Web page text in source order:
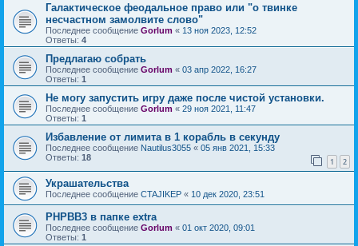
Галактическое феодальное право или "о твинке
несчастном замолвите слово"
Последнее сообщение Gorlum « 13 ноя 2023, 12:52
Ответы: 4
Предлагаю собрать
Последнее сообщение Gorlum « 03 апр 2022, 16:27
Ответы: 1
Не могу запустить игру даже после чистой установки.
Последнее сообщение Gorlum « 29 ноя 2021, 11:47
Ответы: 1
Избавление от лимита в 1 корабль в секунду
Последнее сообщение Nautilus3055 « 05 янв 2021, 15:33
Ответы: 18 1 2
Украшательства
Последнее сообщение CTAJIKEP « 10 дек 2020, 23:51
PHPBB3 в папке extra
Последнее сообщение Gorlum « 01 окт 2020, 09:01
Ответы: 1